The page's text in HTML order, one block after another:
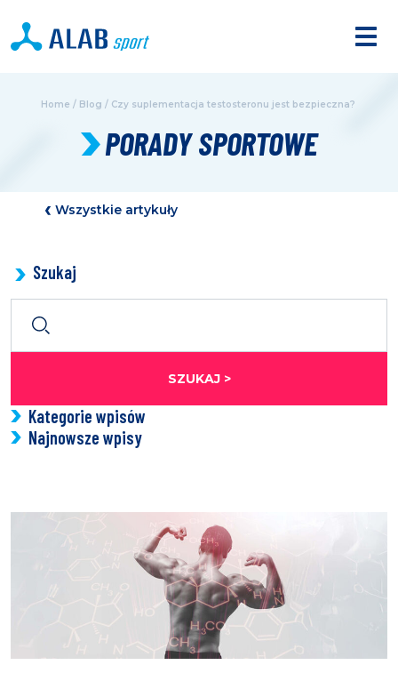
Wszystkie artykuły
Home / Blog / Czy suplementacja testosteronu jest bezpieczna?
PORADY SPORTOWE
Szukaj
SZUKAJ >
Kategorie wpisów
Najnowsze wpisy